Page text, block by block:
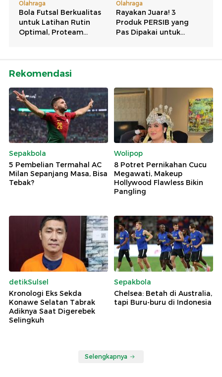
Rekomendasi
Sepakbola
5 Pembelian Termahal AC
Milan Sepanjang Masa, Bisa
Tebak?
Wolipop
8 Potret Pernikahan Cucu
Megawati, Makeup
Hollywood Flawless Bikin
Pangling
detikSulsel
Kronologi Eks Sekda
Konawe Selatan Tabrak
Adiknya Saat Digerebek
Selingkuh
Sepakbola
Chelsea: Betah di Australia,
tapi Buru-buru di Indonesia
Selengkapnya